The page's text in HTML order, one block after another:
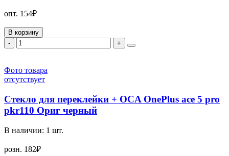
опт. 154₽
В корзину
-
+
Фото товара
отсутствует
Стекло для переклейки + OCA OnePlus ace 5 pro
pkr110 Ориг черный
В наличии: 1 шт.
розн. 182₽